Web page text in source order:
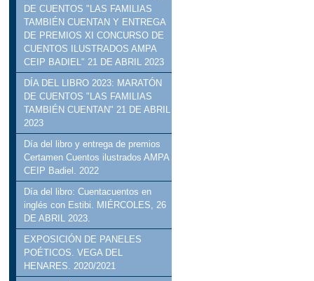
DE CUENTOS "LAS FAMILIAS
TAMBIÉN CUENTAN Y ENTREGA
DE PREMIOS XI CONCURSO DE
CUENTOS ILUSTRADOS AMPA
CEIP BADIEL" 21 DE ABRIL 2023
DÍA DEL LIBRO 2023: MARATÓN
DE CUENTOS "LAS FAMILIAS
TAMBIÉN CUENTAN" 21 DE ABRIL
2023
Día del libro y entrega de premios
Certamen Cuentos ilustrados AMPA
CEIP Badiel. 2022
Día del libro: Cuentacuentos en
inglés con Estibi. MIÉRCOLES, 26
DE ABRIL 2023.
EXPOSICIÓN DE PANELES
POÉTICOS. VEGA DEL
HENARES. 2020/2021